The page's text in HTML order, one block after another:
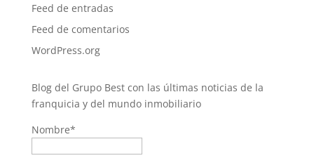
Feed de entradas
Feed de comentarios
WordPress.org
Blog del Grupo Best con las últimas noticias de la
franquicia y del mundo inmobiliario
Nombre*